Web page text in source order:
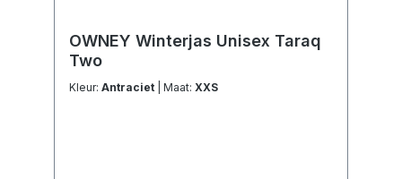
OWNEY Winterjas Unisex Taraq
Two
Kleur: Antraciet | Maat: XXS